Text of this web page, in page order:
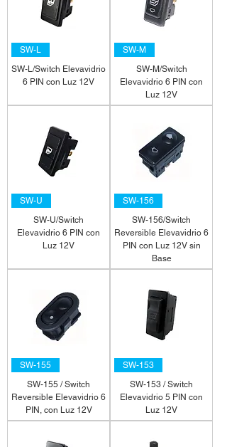
SW-L
SW-L/Switch Elevavidrio
6 PIN con Luz 12V
SW-M
SW-M/Switch
Elevavidrio 6 PIN con
Luz 12V
SW-U
SW-U/Switch
Elevavidrio 6 PIN con
Luz 12V
SW-156
SW-156/Switch
Reversible Elevavidrio 6
PIN con Luz 12V sin
Base
SW-155
SW-155 / Switch
Reversible Elevavidrio 6
PIN, con Luz 12V
SW-153
SW-153 / Switch
Elevavidrio 5 PIN con
Luz 12V